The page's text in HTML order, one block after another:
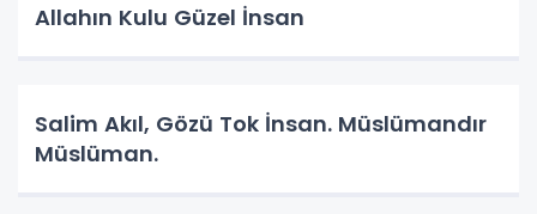
Allahın Kulu Güzel İnsan
Salim Akıl, Gözü Tok İnsan. Müslümandır
Müslüman.